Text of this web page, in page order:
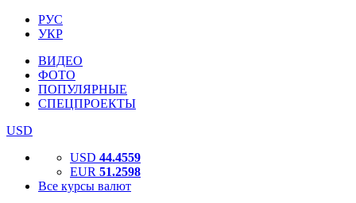
РУС
УКР
ВИДЕО
ФОТО
ПОПУЛЯРНЫЕ
СПЕЦПРОЕКТЫ
USD
USD 44.4559
EUR 51.2598
Все курсы валют